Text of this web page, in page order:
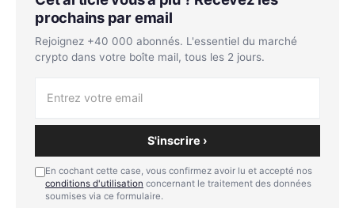
prochains par email
Rejoignez +40 000 abonnés. L'essentiel du marché
crypto dans votre boîte mail, tous les 2 jours.
S'inscrire ›
En cochant cette case, vous confirmez avoir lu et accepté nos
conditions d'utilisation concernant le traitement des données
soumises via ce formulaire.